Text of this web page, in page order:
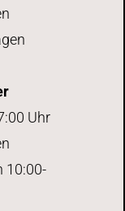
Uhr
10:00-